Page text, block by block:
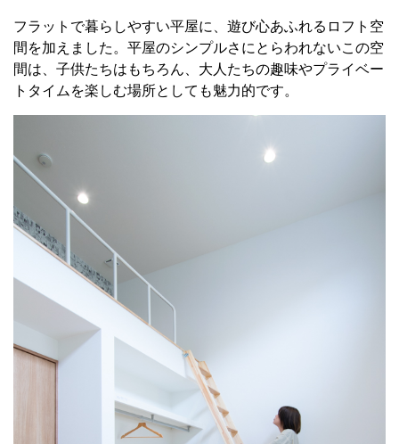
フラットで暮らしやすい平屋に、遊び心あふれるロフト空
間を加えました。平屋のシンプルさにとらわれないこの空
間は、子供たちはもちろん、大人たちの趣味やプライベー
トタイムを楽しむ場所としても魅力的です。